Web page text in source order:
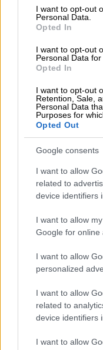
consent section.
I want to opt-out
Personal Data.
Opted In
I want to opt-out
Personal Data for
Opted In
I want to opt-out
Retention, Sale,
Personal Data
Purposes for
Opted Out
Google consents
I want to allow
related to
device identifiers
I want to allow
Google for online
I want to allow
personalized
I want to allow
related to
device identifiers
I want to allow
έφθαναν σε
σκάλα που
υπήρχε μια
“πνιγμένο”
ΔΙΑΒΑΣΤΕ
Ελλάδα|
στο Βόλο
εκτός
Η γυναίκα
καρέκλα χωρίς
Διακομίστηκε
Νοσοκομείο
ο θάνατός της.
της φωτιάς
με πέντε
Διαβάστε